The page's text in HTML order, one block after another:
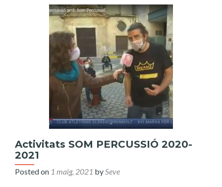
Activitats SOM PERCUSSIÓ 2020-
2021
Posted on 1 maig, 2021 bySeve